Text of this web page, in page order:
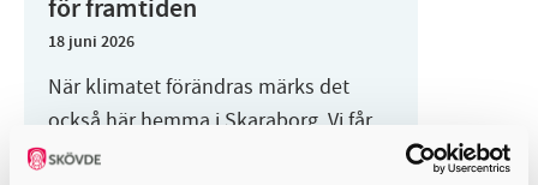
för framtiden
18 juni 2026
När klimatet förändras märks det
också här hemma i Skaraborg. Vi får
fler skyfall, längre torrperioder och